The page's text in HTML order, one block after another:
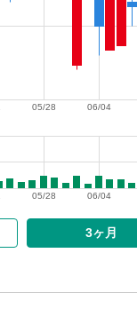
06/04
05/28
06/04
05/28
3ヶ月